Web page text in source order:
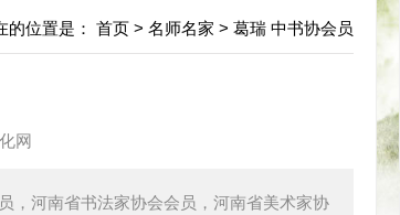
的位置是： 首页 > 名师名家 > 葛瑞 中书协会员
网
，河南省书法家协会会员，河南省美术家协